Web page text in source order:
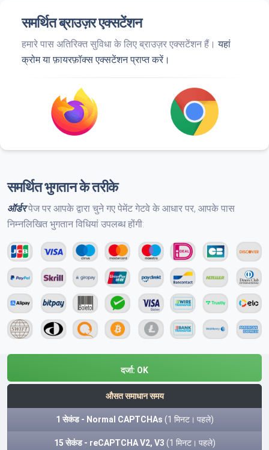
समर्थित ब्राउज़र एक्सटेंशन
हमारे पास अतिरिक्त सुविधा के लिए ब्राउज़र एक्सटेंशन हैं।यहां
क्रोम या फ़ायरफ़ॉक्स एक्सटेंशन प्राप्त करें।
समर्थित भुगतान के तरीके
ऑर्डरपेज पर आपके द्वारा चुने गए पेमेंट गेटवे के आधार पर, आपके पास
निम्नलिखित भुगतान विधियां उपलब्ध होंगी:
दर्जा: OK
औसत समाधान समय
1 सेकंड - Normal CAPTCHAs (1 मिनट। पहले)
15 सेकंड - reCAPTCHA V2, V3 (1 मिनट। पहले)